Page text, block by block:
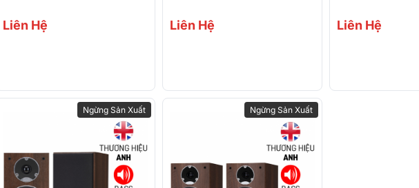
Liên Hệ Liên Hệ Liên Hệ
Ngừng Sản Xuất Ngừng Sản Xuất